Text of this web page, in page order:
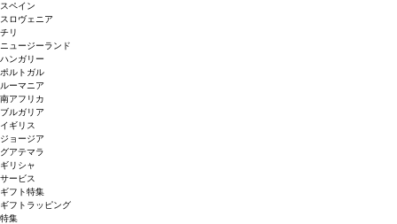
スペイン
スロヴェニア
チリ
ニュージーランド
ハンガリー
ポルトガル
ルーマニア
南アフリカ
ブルガリア
イギリス
ジョージア
グアテマラ
ギリシャ
サービス
ギフト特集
ギフトラッピング
特集